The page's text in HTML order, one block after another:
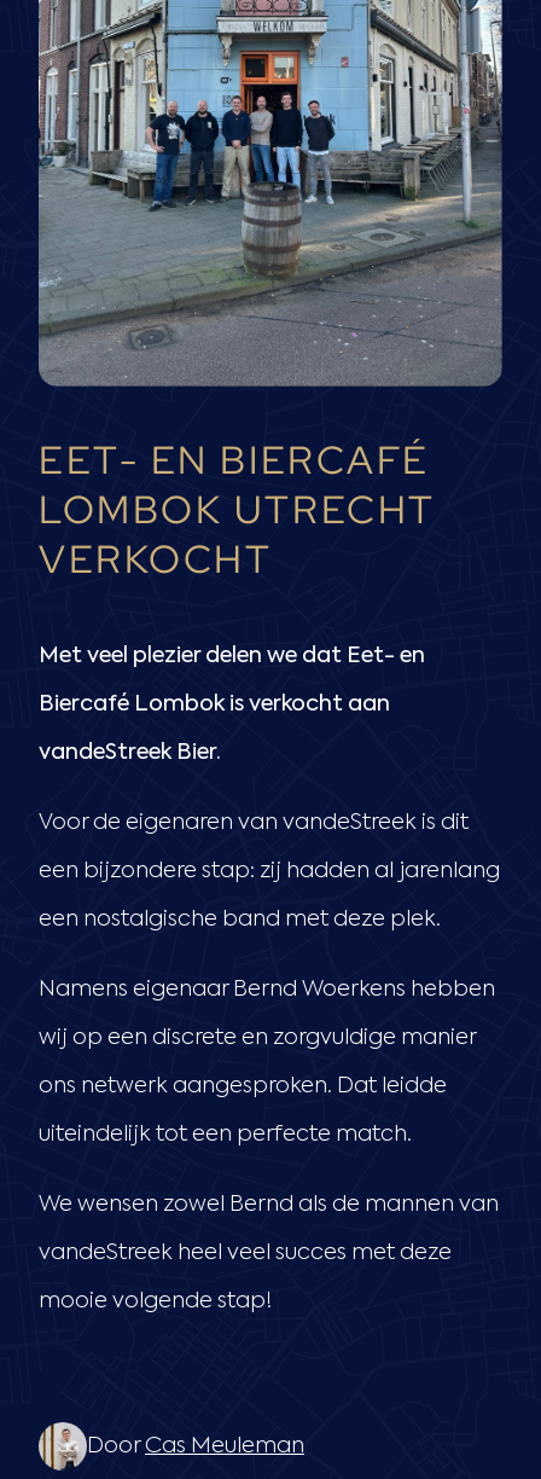
EET- EN BIERCAFÉ
LOMBOK UTRECHT
VERKOCHT
Met veel plezier delen we dat Eet- en
Biercafé Lombok is verkocht aan
vandeStreek Bier.
Voor de eigenaren van vandeStreek is dit
een bijzondere stap: zij hadden al jarenlang
een nostalgische band met deze plek.
Namens eigenaar Bernd Woerkens hebben
wij op een discrete en zorgvuldige manier
ons netwerk aangesproken. Dat leidde
uiteindelijk tot een perfecte match.
We wensen zowel Bernd als de mannen van
vandeStreek heel veel succes met deze
mooie volgende stap!
DoorCas Meuleman